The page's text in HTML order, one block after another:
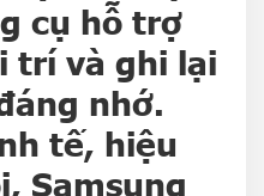
cụ hỗ trợ
trí và ghi lại
nhớ.
tế, hiệu
Samsung